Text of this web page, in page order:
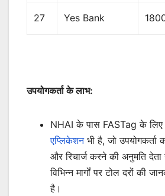
27 Yes Bank
उपयोगकर्ता के लाभ:
NHAI के पास FASTag के
एप्लिकेशनभी है, जो उपयोगकर्ता
और रिचार्ज करने की अनुमति
विभिन्न मार्गों पर टोल दरों की
है।